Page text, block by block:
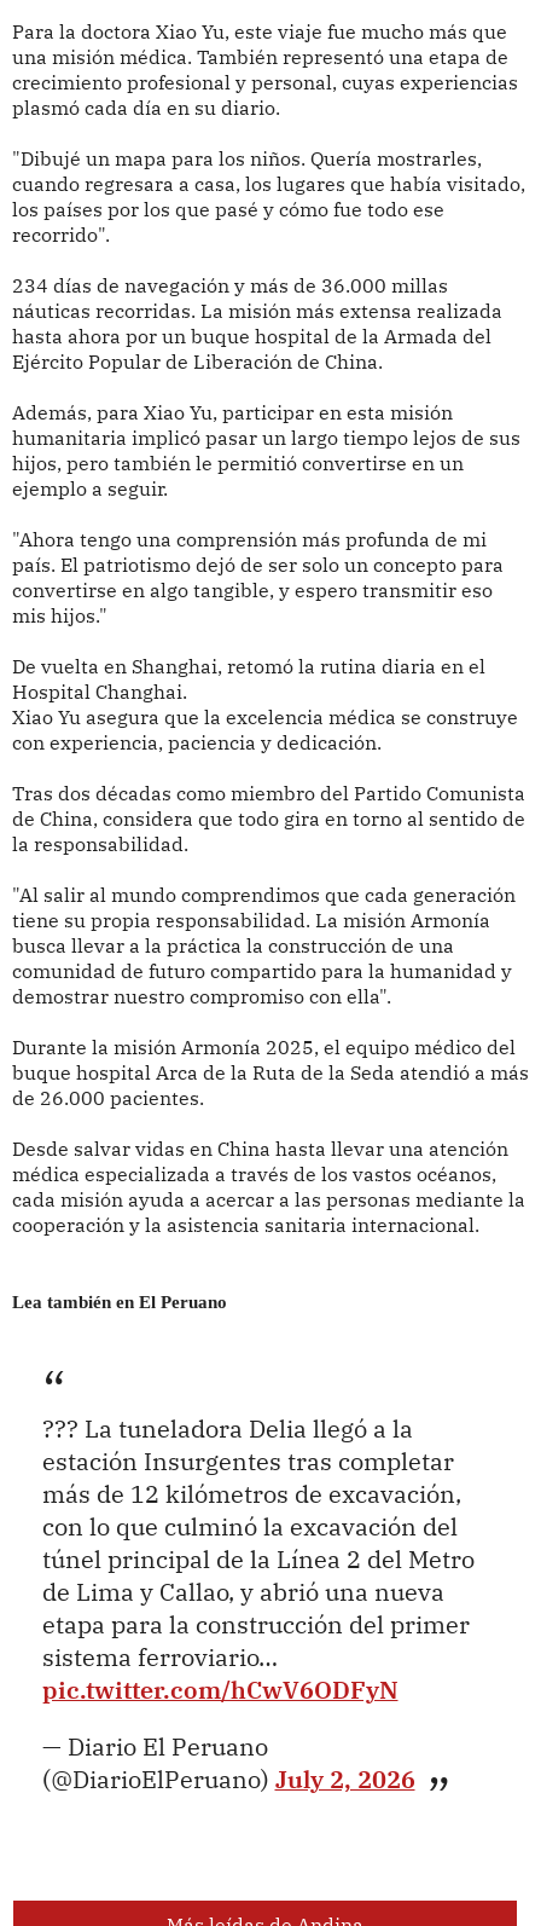
Para la doctora Xiao Yu, este viaje fue mucho más que
una misión médica. También representó una etapa de
crecimiento profesional y personal, cuyas experiencias
plasmó cada día en su diario.
"Dibujé un mapa para los niños. Quería mostrarles,
cuando regresara a casa, los lugares que había visitado,
los países por los que pasé y cómo fue todo ese
recorrido".
234 días de navegación y más de 36.000 millas
náuticas recorridas. La misión más extensa realizada
hasta ahora por un buque hospital de la Armada del
Ejército Popular de Liberación de China.
Además, para Xiao Yu, participar en esta misión
humanitaria implicó pasar un largo tiempo lejos de sus
hijos, pero también le permitió convertirse en un
ejemplo a seguir.
"Ahora tengo una comprensión más profunda de mi
país. El patriotismo dejó de ser solo un concepto para
convertirse en algo tangible, y espero transmitir eso
mis hijos."
De vuelta en Shanghai, retomó la rutina diaria en el
Hospital Changhai.
Xiao Yu asegura que la excelencia médica se construye
con experiencia, paciencia y dedicación.
Tras dos décadas como miembro del Partido Comunista
de China, considera que todo gira en torno al sentido de
la responsabilidad.
"Al salir al mundo comprendimos que cada generación
tiene su propia responsabilidad. La misión Armonía
busca llevar a la práctica la construcción de una
comunidad de futuro compartido para la humanidad y
demostrar nuestro compromiso con ella".
Durante la misión Armonía 2025, el equipo médico del
buque hospital Arca de la Ruta de la Seda atendió a más
de 26.000 pacientes.
Desde salvar vidas en China hasta llevar una atención
médica especializada a través de los vastos océanos,
cada misión ayuda a acercar a las personas mediante la
cooperación y la asistencia sanitaria internacional.
Lea también en El Peruano
??? La tuneladora Delia llegó a la
estación Insurgentes tras completar
más de 12 kilómetros de excavación,
con lo que culminó la excavación del
túnel principal de la Línea 2 del Metro
de Lima y Callao, y abrió una nueva
etapa para la construcción del primer
sistema ferroviario…
pic.twitter.com/hCwV6ODFyN
— Diario El Peruano
(@DiarioElPeruano) July 2, 2026